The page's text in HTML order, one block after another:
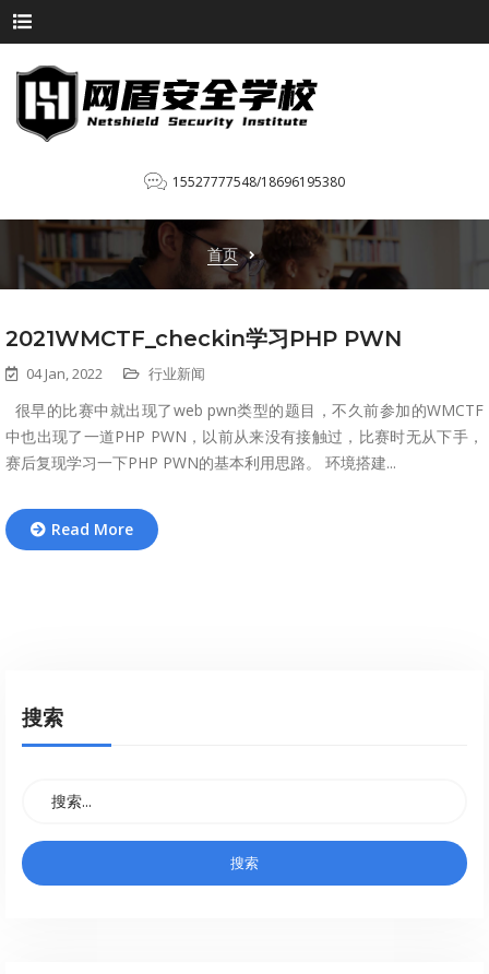
15527777548/18696195380
首页
2021WMCTF_checkin学习PHP PWN
04 Jan, 2022 行业新闻
很早的比赛中就出现了web pwn类型的题目，不久前参加的WMCTF
中也出现了一道PHP PWN，以前从来没有接触过，比赛时无从下手，
赛后复现学习一下PHP PWN的基本利用思路。 环境搭建...
Read More
搜索